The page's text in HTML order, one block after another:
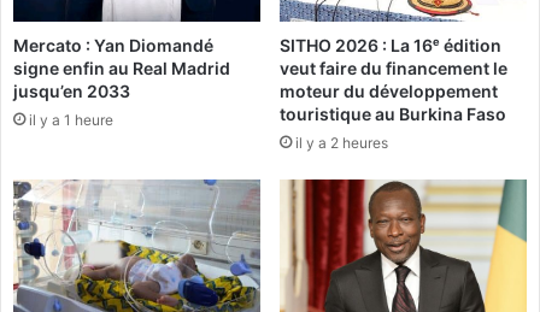
y
l
v
o
-
s
t
o
r
a
a
n
t
l
e
r
l
e
m
e
Mercato : Yan Diomandé
signe enfin au Real Madrid
jusqu’en 2033
il y a 1 heure
SITHO 2026 : La 16ᵉ édition
veut faire du financement le
moteur du développement
touristique au Burkina Faso
il y a 2 heures